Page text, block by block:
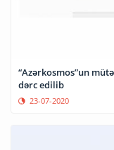
“Azərkosmos”un
dərc edilib
23-07-2020